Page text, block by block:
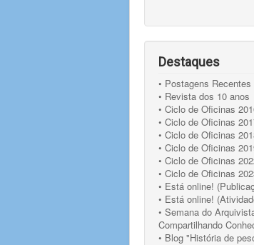
Destaques
• Postagens Recentes
• Revista dos 10 anos
• Ciclo de Oficinas
• Ciclo de Oficinas
• Ciclo de Oficinas
• Ciclo de Oficinas
• Ciclo de Oficinas
• Ciclo de Oficinas
• Está online!
• Está online!
• Semana do
Compartilhando
• Blog "História de